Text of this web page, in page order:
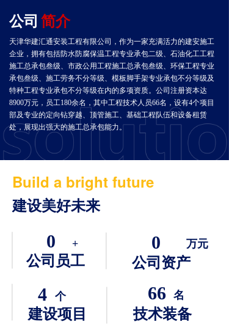
公司 简介
天津华建汇通安装工程有限公司，作为一家充满活力的建安施工
企业，拥有包括防水防腐保温工程专业承包二级、石油化工工程
施工总承包叁级、市政公用工程施工总承包叁级、环保工程专业
承包叁级、施工劳务不分等级、模板脚手架专业承包不分等级及
特种工程专业承包不分等级在内的多项资质。公司注册资本达
8900万元，员工180余名，其中工程技术人员66名，设有4个项目
部及专业的定向钻穿越、顶管施工、基础工程队伍和设备租赁
处，展现出强大的施工总承包能力。
Build a bright future
建设美好未来
公司员工
0
公司资产
0
建设项目
4
技术装备
66
+ 万元
个 名